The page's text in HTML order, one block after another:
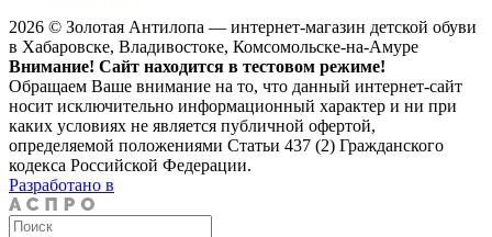
2026 © Золотая Антилопа — интернет-магазин детской обуви
в Хабаровске, Владивостоке, Комсомольске-на-Амуре
Внимание! Сайт находится в тестовом режиме!
Обращаем Ваше внимание на то, что данный интернет-сайт
носит исключительно информационный характер и ни при
каких условиях не является публичной офертой,
определяемой положениями Статьи 437 (2) Гражданского
кодекса Российской Федерации.
Разработано в